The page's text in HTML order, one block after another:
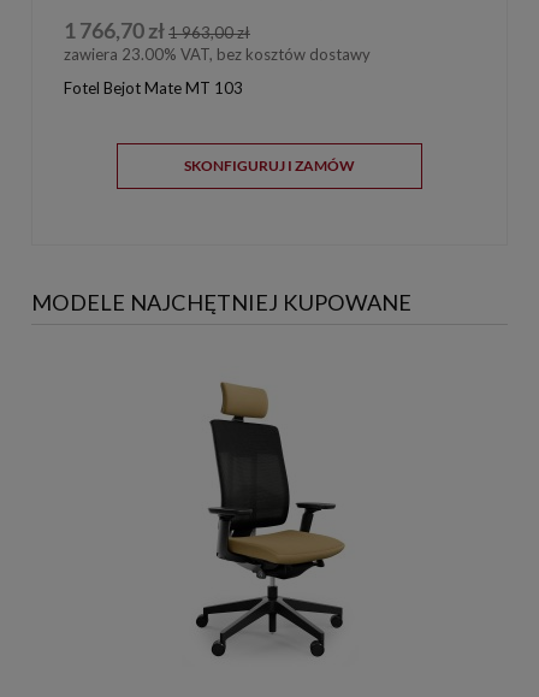
1 766,70 zł1 963,00 zł
zawiera 23.00% VAT, bez kosztów dostawy
Fotel Bejot Mate MT 103
SKONFIGURUJ I ZAMÓW
MODELE NAJCHĘTNIEJ KUPOWANE